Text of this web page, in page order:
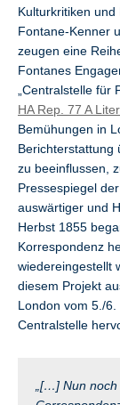
Kulturkritiken
Fontane-Kenner
zeugen eine
Fontanes
„Centralstelle für
HA Rep. 77 A
Bemühungen in
Berichterstattung
zu beeinflussen,
Pressespiegel
auswärtiger und
Herbst 1855
Korrespondenz
wiedereingestellt
diesem Projekt
London vom 5./
Centralstelle
„[…] Nun